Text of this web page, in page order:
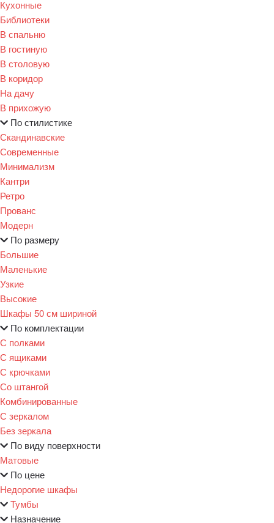
Кухонные
Библиотеки
В спальню
В гостиную
В столовую
В коридор
На дачу
В прихожую
По стилистике
Скандинавские
Современные
Минимализм
Кантри
Ретро
Прованс
Модерн
По размеру
Большие
Маленькие
Узкие
Высокие
Шкафы 50 см шириной
По комплектации
С полками
С ящиками
С крючками
Со штангой
Комбинированные
С зеркалом
Без зеркала
По виду поверхности
Матовые
По цене
Недорогие шкафы
Тумбы
Назначение